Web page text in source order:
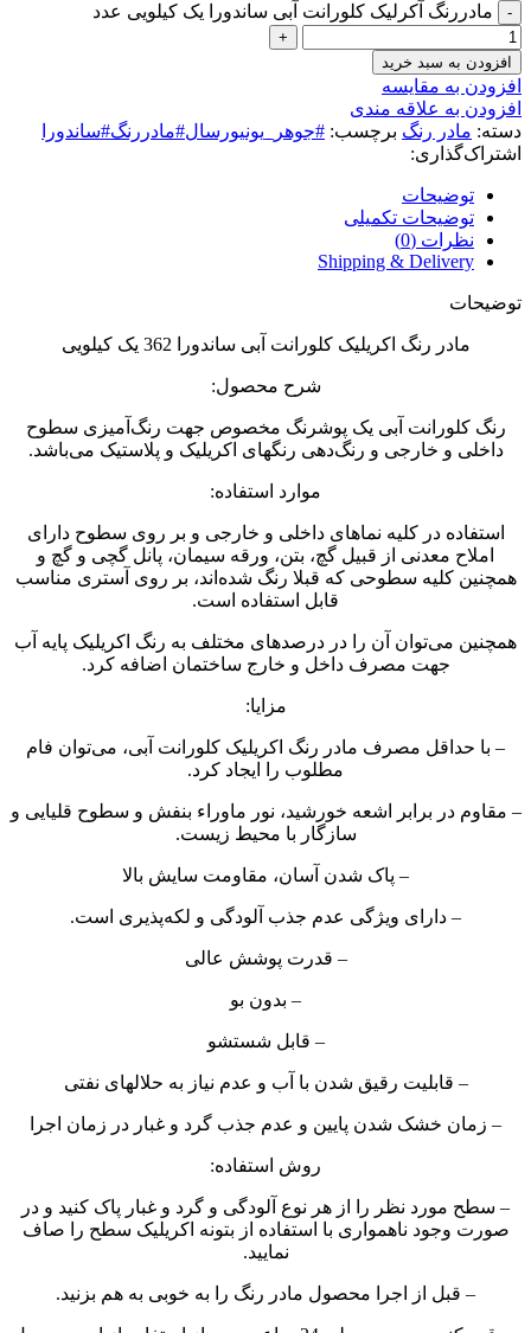
مادررنگ آکرلیک کلورانت آبی ساندورا یک کیلویی عدد
افزودن به سبد خرید
افزودن به مقایسه
افزودن به علاقه مندی
دسته: مادر رنگ برچسب: #جوهر_یونیورسال#مادررنگ#ساندورا
اشتراک‌گذاری:
توضیحات
توضیحات تکمیلی
نظرات (0)
Shipping & Delivery
توضیحات
مادر رنگ اکریلیک کلورانت آبی ساندورا 362 یک کیلویی
شرح محصول:
رنگ کلورانت آبی یک پوشرنگ مخصوص جهت رنگ‌آمیزی سطوح
داخلی و خارجی و رنگ‌دهی رنگهای اکریلیک و پلاستیک می‌باشد.
موارد استفاده:
استفاده در کلیه نماهای داخلی و خارجی و بر روی سطوح دارای
املاح معدنی از قبیل گچ، بتن، ورقه سیمان، پانل گچی و گچ و
همچنین کلیه سطوحی که قبلا رنگ شده‌اند، بر روی آستری مناسب
قابل استفاده است.
همچنین می‌توان آن را در درصدهای مختلف به رنگ اکریلیک پایه آب
جهت مصرف داخل و خارج ساختمان اضافه کرد.
مزایا:
– با حداقل مصرف مادر رنگ اکریلیک کلورانت آبی، می‌توان فام
مطلوب را ایجاد کرد.
– مقاوم در برابر اشعه خورشید، نور ماوراء بنفش و سطوح قلیایی و
سازگار با محیط زیست.
– پاک شدن آسان، مقاومت سایش بالا
– دارای ویژگی عدم جذب آلودگی و لکه‌پذیری است.
– قدرت پوشش عالی
– بدون بو
– قابل شستشو
– قابلیت رقیق شدن با آب و عدم نیاز به حلالهای نفتی
– زمان خشک شدن پایین و عدم جذب گرد و غبار در زمان اجرا
روش استفاده:
– سطح مورد نظر را از هر نوع آلودگی و گرد و غبار پاک کنید و در
صورت وجود ناهمواری با استفاده از بتونه اکریلیک سطح را صاف
نمایید.
– قبل از اجرا محصول مادر رنگ را به خوبی به هم بزنید.